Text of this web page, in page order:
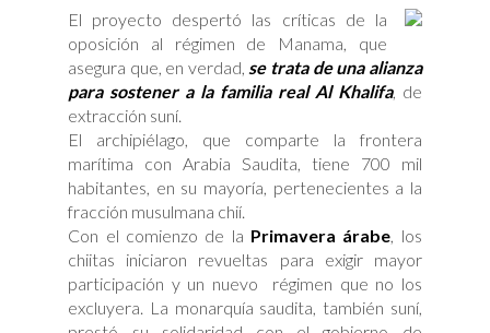
El proyecto despertó las críticas de la
oposición al régimen de Manama, que
asegura que, en verdad, se trata de una alianza
para sostener a la familia real Al Khalifa, de
extracción suní.
El archipiélago, que comparte la frontera
marítima con Arabia Saudita, tiene 700 mil
habitantes, en su mayoría, pertenecientes a la
fracción musulmana chií.
Con el comienzo de la Primavera árabe, los
chiitas iniciaron revueltas para exigir mayor
participación y un nuevo régimen que no los
excluyera. La monarquía saudita, también suní,